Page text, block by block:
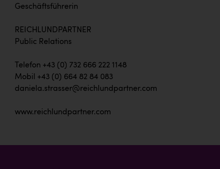
Geschäftsführerin
REICHLUNDPARTNER
Public Relations
Telefon +43 (0) 732 666 222 1148
Mobil +43 (0) 664 82 84 083
daniela.strasser@reichlundpartner.com
www.reichlundpartner.com